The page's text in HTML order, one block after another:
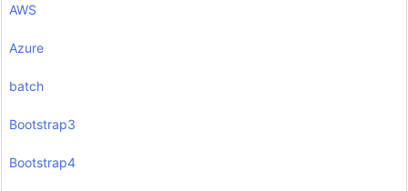
AWS
Azure
batch
Bootstrap3
Bootstrap4